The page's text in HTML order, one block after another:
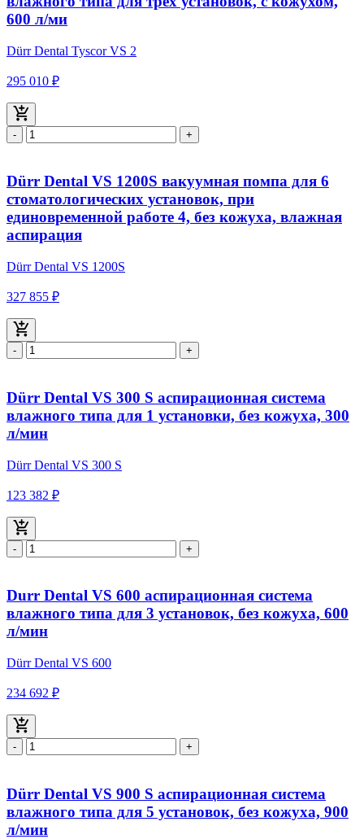
600 л/ми
Dürr Dental Tyscor VS 2
295 010 ₽
- +
Dürr Dental VS 1200S вакуумная помпа для 6
стоматологических установок, при
единовременной работе 4, без кожуха, влажная
аспирация
Dürr Dental VS 1200S
327 855 ₽
- +
Dürr Dental VS 300 S аспирационная система
влажного типа для 1 установки, без кожуха, 300
л/мин
Dürr Dental VS 300 S
123 382 ₽
- +
Durr Dental VS 600 аспирационная система
влажного типа для 3 установок, без кожуха, 600
л/мин
Dürr Dental VS 600
234 692 ₽
- +
Dürr Dental VS 900 S аспирационная система
влажного типа для 5 установок, без кожуха, 900
л/мин